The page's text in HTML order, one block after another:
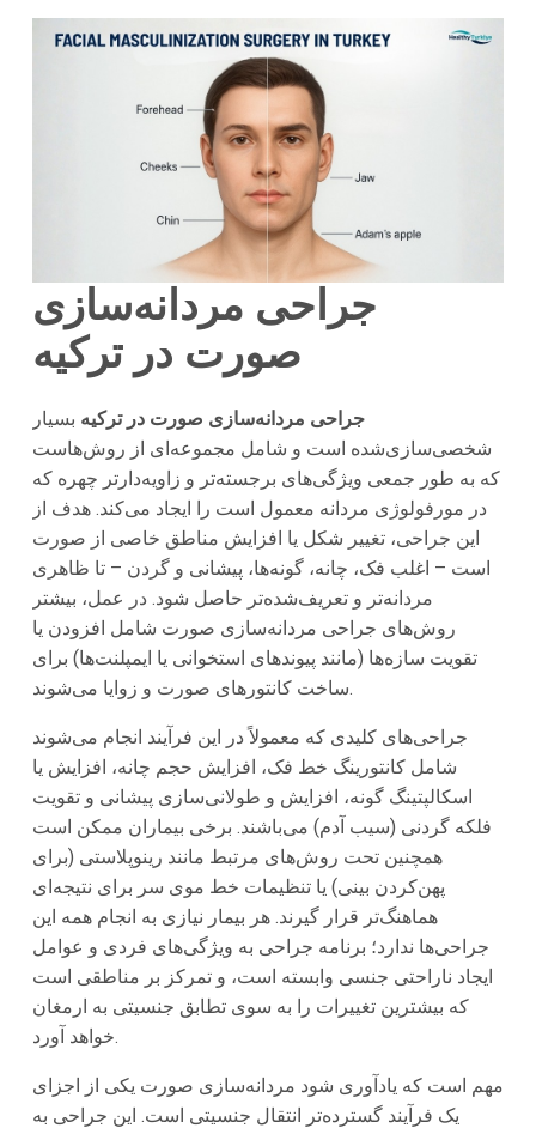
جراحی مردانه‌سازی
صورت در ترکیه
جراحی مردانه‌سازی صورت در ترکیه بسیار
شخصی‌سازی‌شده است و شامل مجموعه‌ای از روش‌هاست
که به طور جمعی ویژگی‌های برجسته‌تر و زاویه‌دارتر چهره که
در مورفولوژی مردانه معمول است را ایجاد می‌کند. هدف از
این جراحی، تغییر شکل یا افزایش مناطق خاصی از صورت
است – اغلب فک، چانه، گونه‌ها، پیشانی و گردن – تا ظاهری
مردانه‌تر و تعریف‌شده‌تر حاصل شود. در عمل، بیشتر
روش‌های جراحی مردانه‌سازی صورت شامل افزودن یا
تقویت سازه‌ها (مانند پیوندهای استخوانی یا ایمپلنت‌ها) برای
ساخت کانتورهای صورت و زوایا می‌شوند.
جراحی‌های کلیدی که معمولاً در این فرآیند انجام می‌شوند
شامل کانتورینگ خط فک، افزایش حجم چانه، افزایش یا
اسکالپتینگ گونه، افزایش و طولانی‌سازی پیشانی و تقویت
فلکه گردنی (سیب آدم) می‌باشند. برخی بیماران ممکن است
همچنین تحت روش‌های مرتبط مانند رینوپلاستی (برای
پهن‌کردن بینی) یا تنظیمات خط موی سر برای نتیجه‌ای
هماهنگ‌تر قرار گیرند. هر بیمار نیازی به انجام همه این
جراحی‌ها ندارد؛ برنامه جراحی به ویژگی‌های فردی و عوامل
ایجاد ناراحتی جنسی وابسته است، و تمرکز بر مناطقی است
که بیشترین تغییرات را به سوی تطابق جنسیتی به ارمغان
خواهد آورد.
مهم است که یادآوری شود مردانه‌سازی صورت یکی از اجزای
یک فرآیند گسترده‌تر انتقال جنسیتی است. این جراحی به